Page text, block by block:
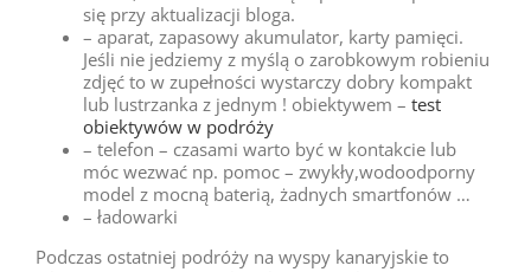
się przy aktualizacji bloga.
– aparat, zapasowy akumulator, karty pamięci.
Jeśli nie jedziemy z myślą o zarobkowym robieniu
zdjęć to w zupełności wystarczy dobry kompakt
lub lustrzanka z jednym ! obiektywem – test
obiektywów w podróży
– telefon – czasami warto być w kontakcie lub
móc wezwać np. pomoc – zwykły,wodoodporny
model z mocną baterią, żadnych smartfonów …
– ładowarki
Podczas ostatniej podróży na wyspy kanaryjskie to